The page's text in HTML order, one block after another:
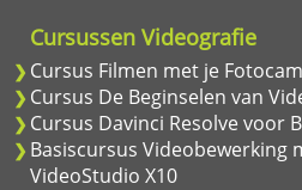
Cursussen Videografie
Cursus Filmen met je
Cursus De Beginselen van
Cursus Davinci Resolve voor
Basiscursus Videobewerking
VideoStudio X10